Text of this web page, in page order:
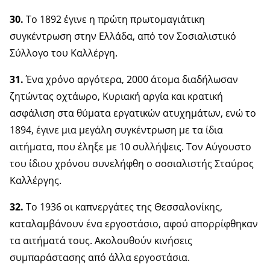
30. Το 1892 έγινε η πρώτη πρωτομαγιάτικη
συγκέντρωση στην Ελλάδα, από τον Σοσιαλιστικό
Σύλλογο του Καλλέργη.
31.Ένα χρόνο αργότερα, 2000 άτομα διαδήλωσαν
ζητώντας οχτάωρο, Κυριακή αργία και κρατική
ασφάλιση στα θύματα εργατικών ατυχημάτων, ενώ το
1894, έγινε μια μεγάλη συγκέντρωση με τα ίδια
αιτήματα, που έληξε με 10 συλλήψεις. Τον Αύγουστο
του ίδιου χρόνου συνελήφθη ο σοσιαλιστής Σταύρος
Καλλέργης.
32. Το 1936 οι καπνεργάτες της Θεσσαλονίκης,
καταλαμβάνουν ένα εργοστάσιο, αφού απορρίφθηκαν
τα αιτήματά τους. Ακολουθούν κινήσεις
συμπαράστασης από άλλα εργοστάσια.